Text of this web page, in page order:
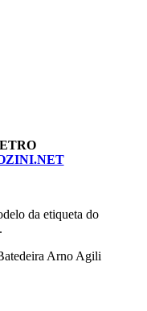
da etiqueta do
Arno Agili